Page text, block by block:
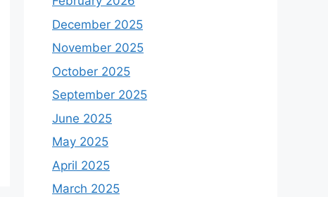
December 2025
November 2025
October 2025
September 2025
June 2025
May 2025
April 2025
March 2025